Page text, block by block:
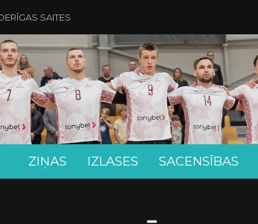
SAITES
ZIŅAS IZLASES SACENSĪBAS